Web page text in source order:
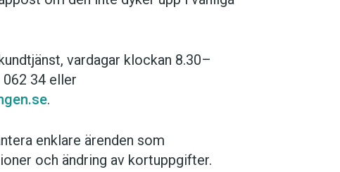
vardagar klockan 8.30–
34 eller
.
enklare ärenden som
och ändring av kortuppgifter.